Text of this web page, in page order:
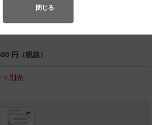
端技術や優れたデザイン性を持ち合わせ、快
円（税抜）
ト別売
閉じる